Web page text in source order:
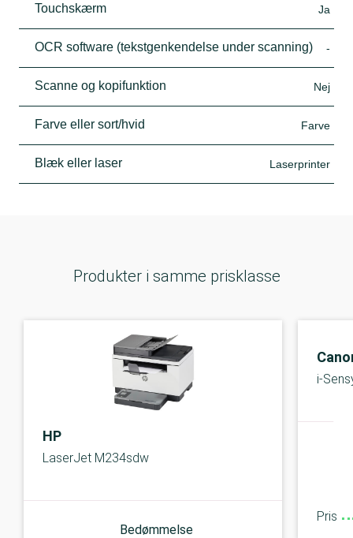
Touchskærm Ja
OCR software (tekstgenkendelse under scanning) -
Scanne og kopifunktion Nej
Farve eller sort/hvid Farve
Blæk eller laser Laserprinter
Produkter i samme prisklasse
HP
LaserJet M234sdw
Bedømmelse
i-
Pris